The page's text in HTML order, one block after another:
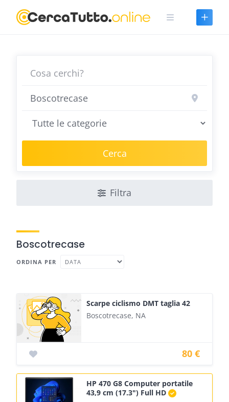
Cerca
Filtra
Boscotrecase
ORDINA PER
Scarpe ciclismo DMT taglia 42
Boscotrecase, NA
80 €
HP 470 G8 Computer portatile
43,9 cm (17.3") Full HD